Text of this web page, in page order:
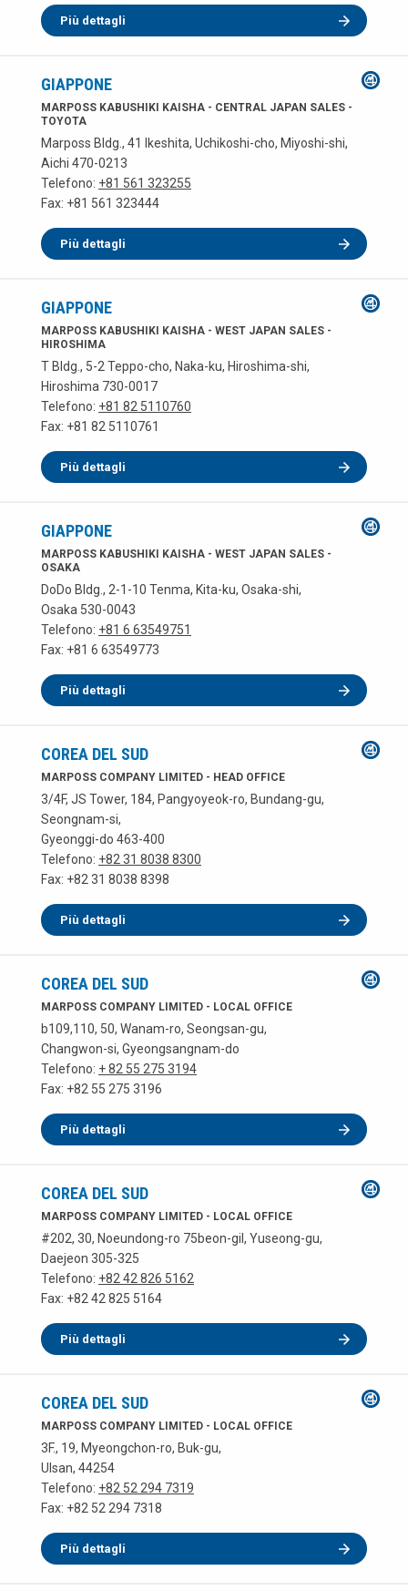
Più dettagli
GIAPPONE
MARPOSS KABUSHIKI KAISHA - CENTRAL JAPAN SALES -
TOYOTA
Marposs Bldg., 41 Ikeshita, Uchikoshi-cho, Miyoshi-shi,
Aichi 470-0213
Telefono: +81 561 323255
Fax: +81 561 323444
Più dettagli
GIAPPONE
MARPOSS KABUSHIKI KAISHA - WEST JAPAN SALES -
HIROSHIMA
T Bldg., 5-2 Teppo-cho, Naka-ku, Hiroshima-shi,
Hiroshima 730-0017
Telefono: +81 82 5110760
Fax: +81 82 5110761
Più dettagli
GIAPPONE
MARPOSS KABUSHIKI KAISHA - WEST JAPAN SALES -
OSAKA
DoDo Bldg., 2-1-10 Tenma, Kita-ku, Osaka-shi,
Osaka 530-0043
Telefono: +81 6 63549751
Fax: +81 6 63549773
Più dettagli
COREA DEL SUD
MARPOSS COMPANY LIMITED - HEAD OFFICE
3/4F, JS Tower, 184, Pangyoyeok-ro, Bundang-gu,
Seongnam-si,
Gyeonggi-do 463-400
Telefono: +82 31 8038 8300
Fax: +82 31 8038 8398
Più dettagli
COREA DEL SUD
MARPOSS COMPANY LIMITED - LOCAL OFFICE
b109,110, 50, Wanam-ro, Seongsan-gu,
Changwon-si, Gyeongsangnam-do
Telefono: + 82 55 275 3194
Fax: +82 55 275 3196
Più dettagli
COREA DEL SUD
MARPOSS COMPANY LIMITED - LOCAL OFFICE
#202, 30, Noeundong-ro 75beon-gil, Yuseong-gu,
Daejeon 305-325
Telefono: +82 42 826 5162
Fax: +82 42 825 5164
Più dettagli
COREA DEL SUD
MARPOSS COMPANY LIMITED - LOCAL OFFICE
3F., 19, Myeongchon-ro, Buk-gu,
Ulsan, 44254
Telefono: +82 52 294 7319
Fax: +82 52 294 7318
Più dettagli